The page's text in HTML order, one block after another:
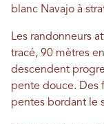
blanc Navajo à
Les randonneurs
tracé, 90 mètres
descendent
pente douce. Des
pentes bordant le